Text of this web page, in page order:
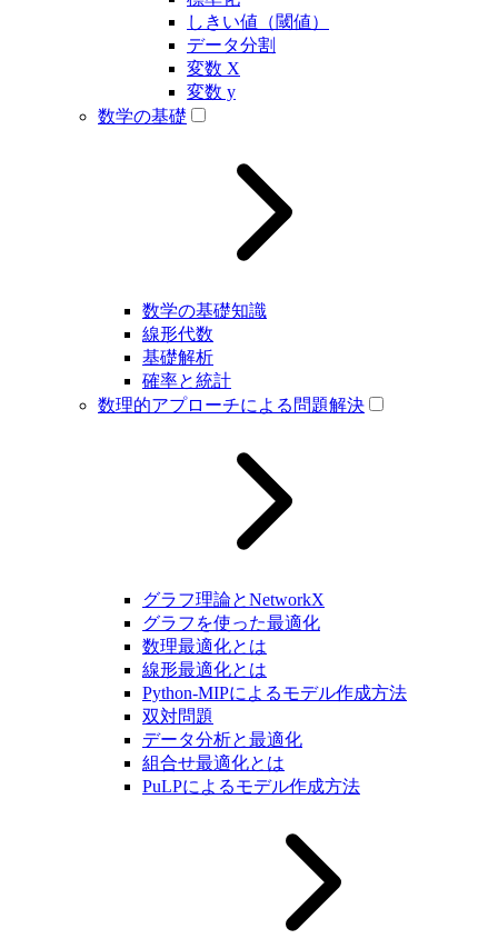
しきい値（閾値）
データ分割
変数 X
変数 y
数学の基礎
数学の基礎知識
線形代数
基礎解析
確率と統計
数理的アプローチによる問題解決
グラフ理論とNetworkX
グラフを使った最適化
数理最適化とは
線形最適化とは
Python-MIPによるモデル作成方法
双対問題
データ分析と最適化
組合せ最適化とは
PuLPによるモデル作成方法